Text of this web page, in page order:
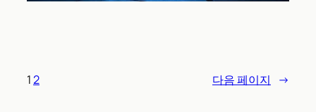
12 다음 페이지 →